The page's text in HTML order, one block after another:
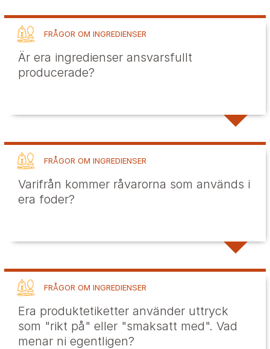
FRÅGOR OM INGREDIENSER
Är era ingredienser ansvarsfullt
producerade?
FRÅGOR OM INGREDIENSER
Varifrån kommer råvarorna som används i
era foder?
FRÅGOR OM INGREDIENSER
Era produktetiketter använder uttryck
som "rikt på" eller "smaksatt med". Vad
menar ni egentligen?